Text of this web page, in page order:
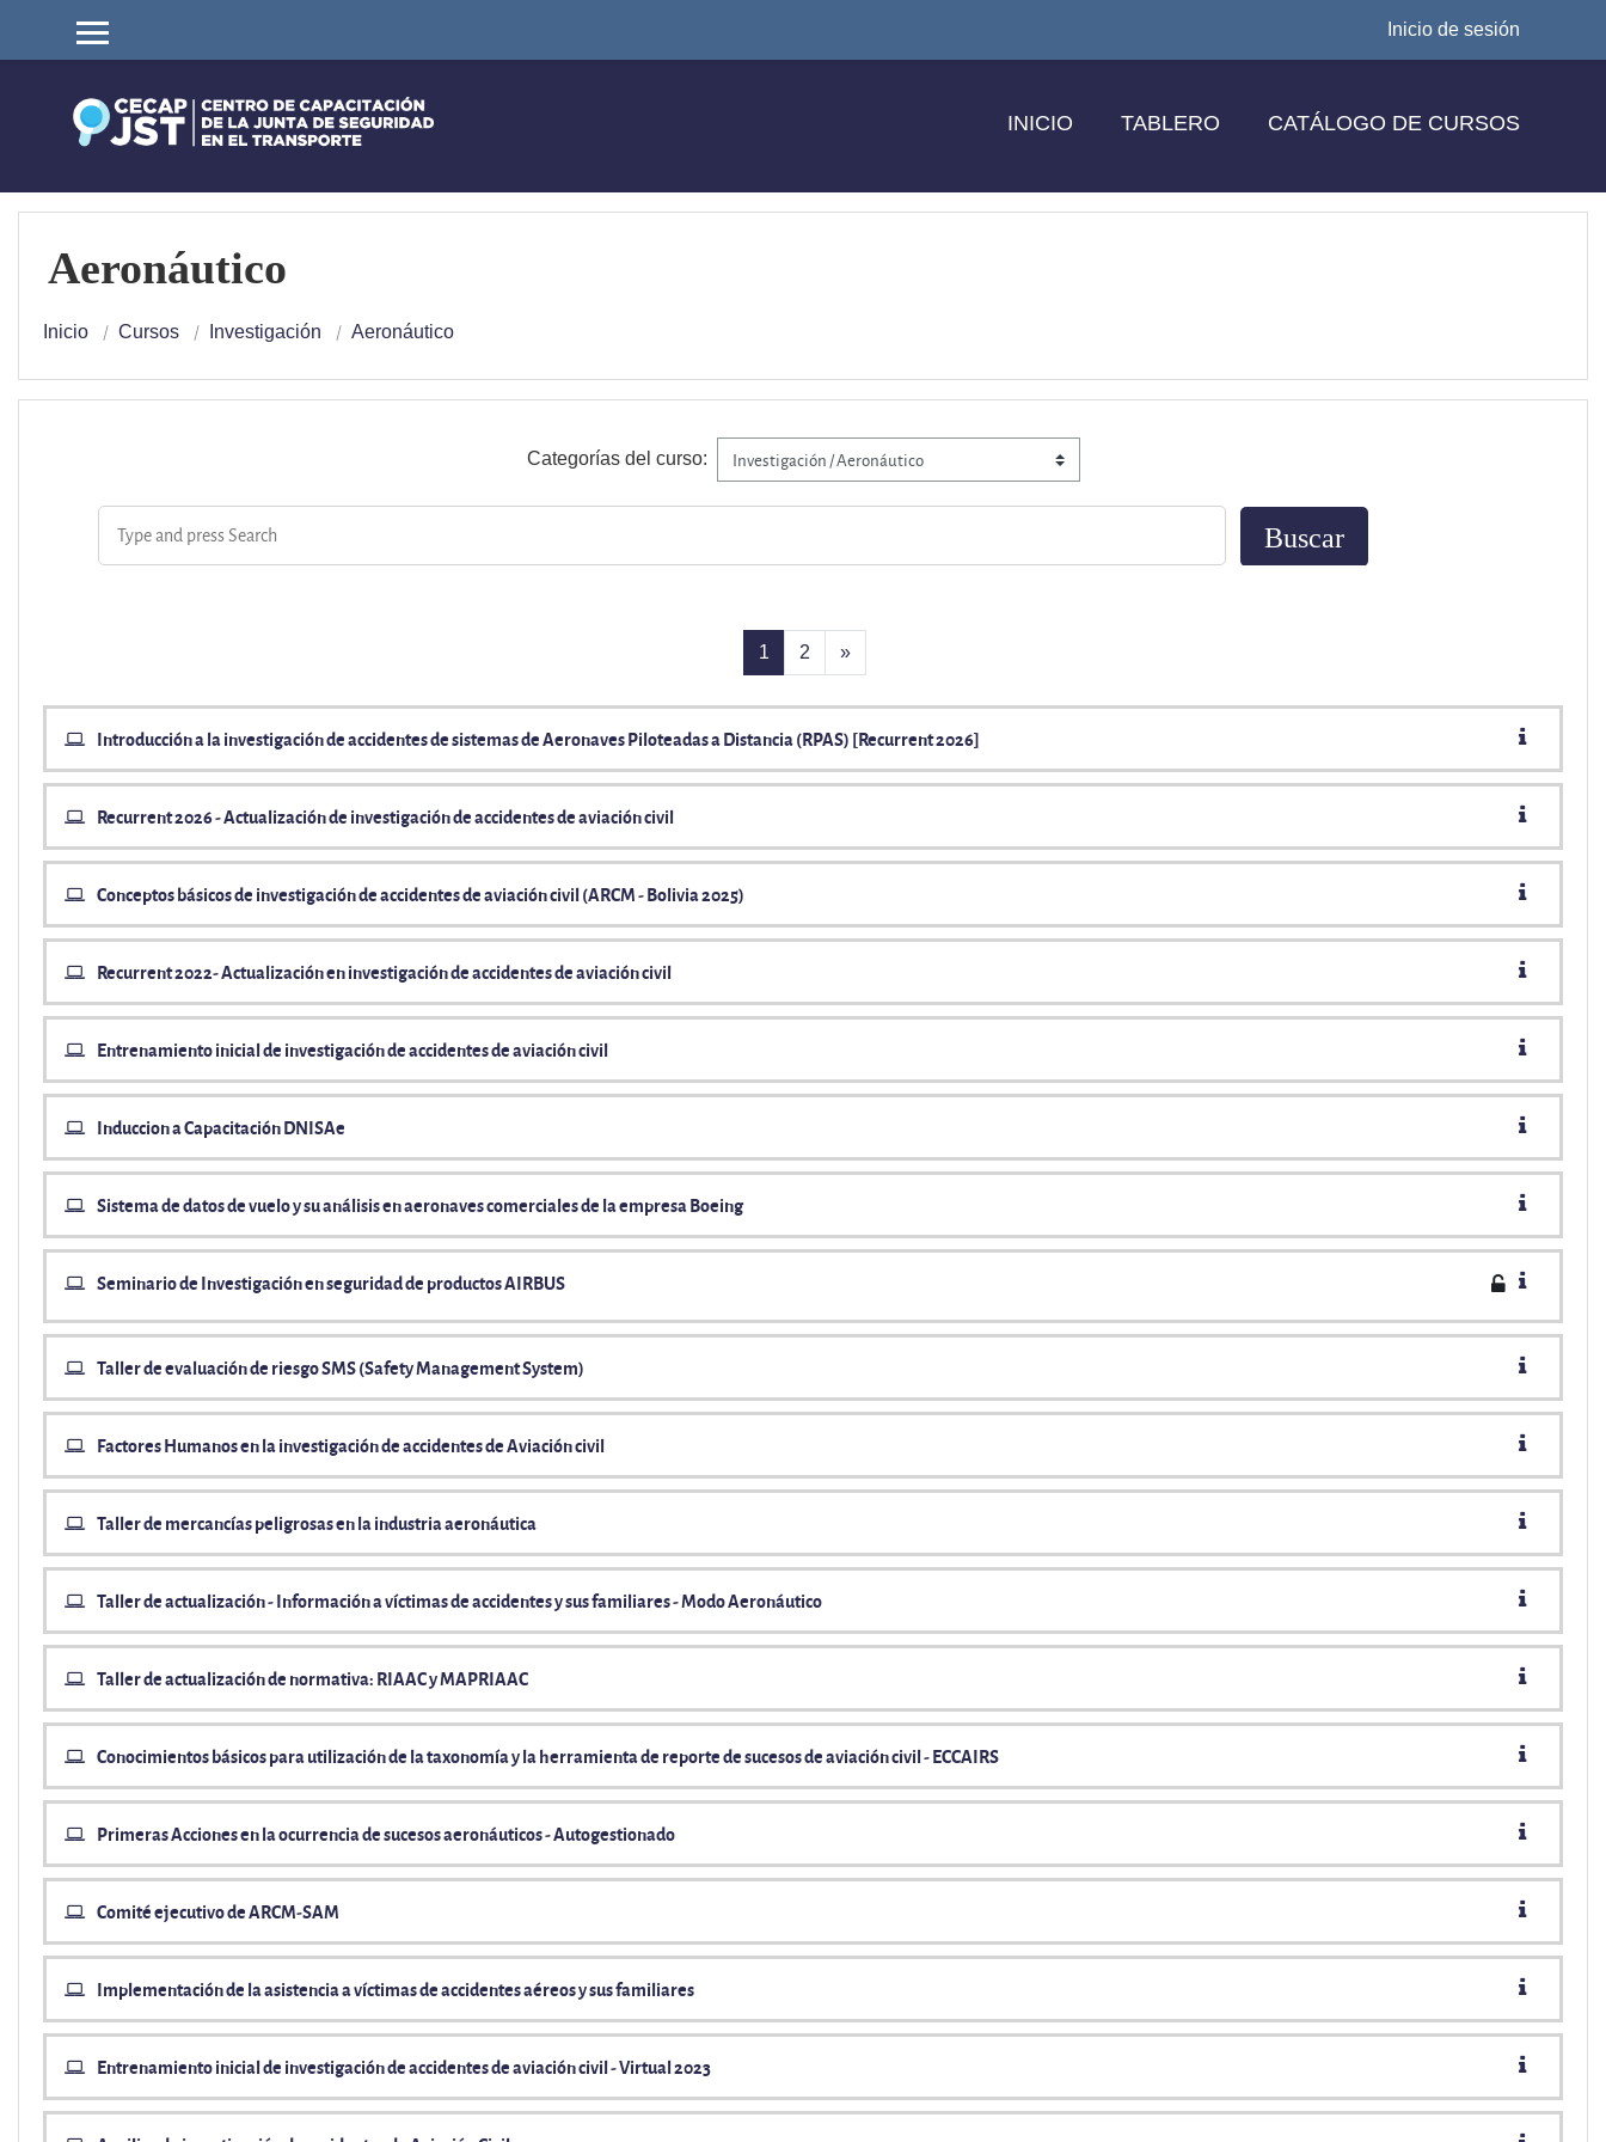
Panel lateral
Inicio de sesión
INICIO TABLERO CATÁLOGO DE CURSOS
Aeronáutico
Inicio Cursos Investigación Aeronáutico
Categorías del curso:
1 (actual)
2 »Página siguiente
Introducción a la investigación de accidentes de sistemas de Aeronaves Piloteadas a Distancia (RPAS) [Recurrent 2026]
Recurrent 2026 - Actualización de investigación de accidentes de aviación civil
Conceptos básicos de investigación de accidentes de aviación civil (ARCM - Bolivia 2025)
Recurrent 2022- Actualización en investigación de accidentes de aviación civil
Entrenamiento inicial de investigación de accidentes de aviación civil
Induccion a Capacitación DNISAe
Sistema de datos de vuelo y su análisis en aeronaves comerciales de la empresa Boeing
Seminario de Investigación en seguridad de productos AIRBUS
Taller de evaluación de riesgo SMS (Safety Management System)
Factores Humanos en la investigación de accidentes de Aviación civil
Taller de mercancías peligrosas en la industria aeronáutica
Taller de actualización - Información a víctimas de accidentes y sus familiares - Modo Aeronáutico
Taller de actualización de normativa: RIAAC y MAPRIAAC
Conocimientos básicos para utilización de la taxonomía y la herramienta de reporte de sucesos de aviación civil - ECCAIRS
Primeras Acciones en la ocurrencia de sucesos aeronáuticos - Autogestionado
Comité ejecutivo de ARCM-SAM
Implementación de la asistencia a víctimas de accidentes aéreos y sus familiares
Entrenamiento inicial de investigación de accidentes de aviación civil - Virtual 2023